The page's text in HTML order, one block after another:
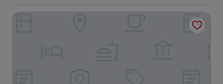
Bewertungen)